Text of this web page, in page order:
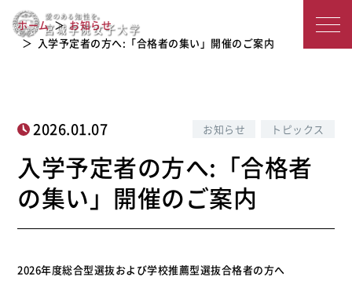
城
子
大
学
入学予定者の方へ:「合格者の集い」開
催のご案内
ホーム
お知らせ
入学予定者の方へ:「合格者の集い」開催のご案内
2026.01.07 お知らせ トピックス
入学予定者の方へ:「合格者
の集い」開催のご案内
2026年度総合型選抜および学校推薦型選抜合格者の方へ